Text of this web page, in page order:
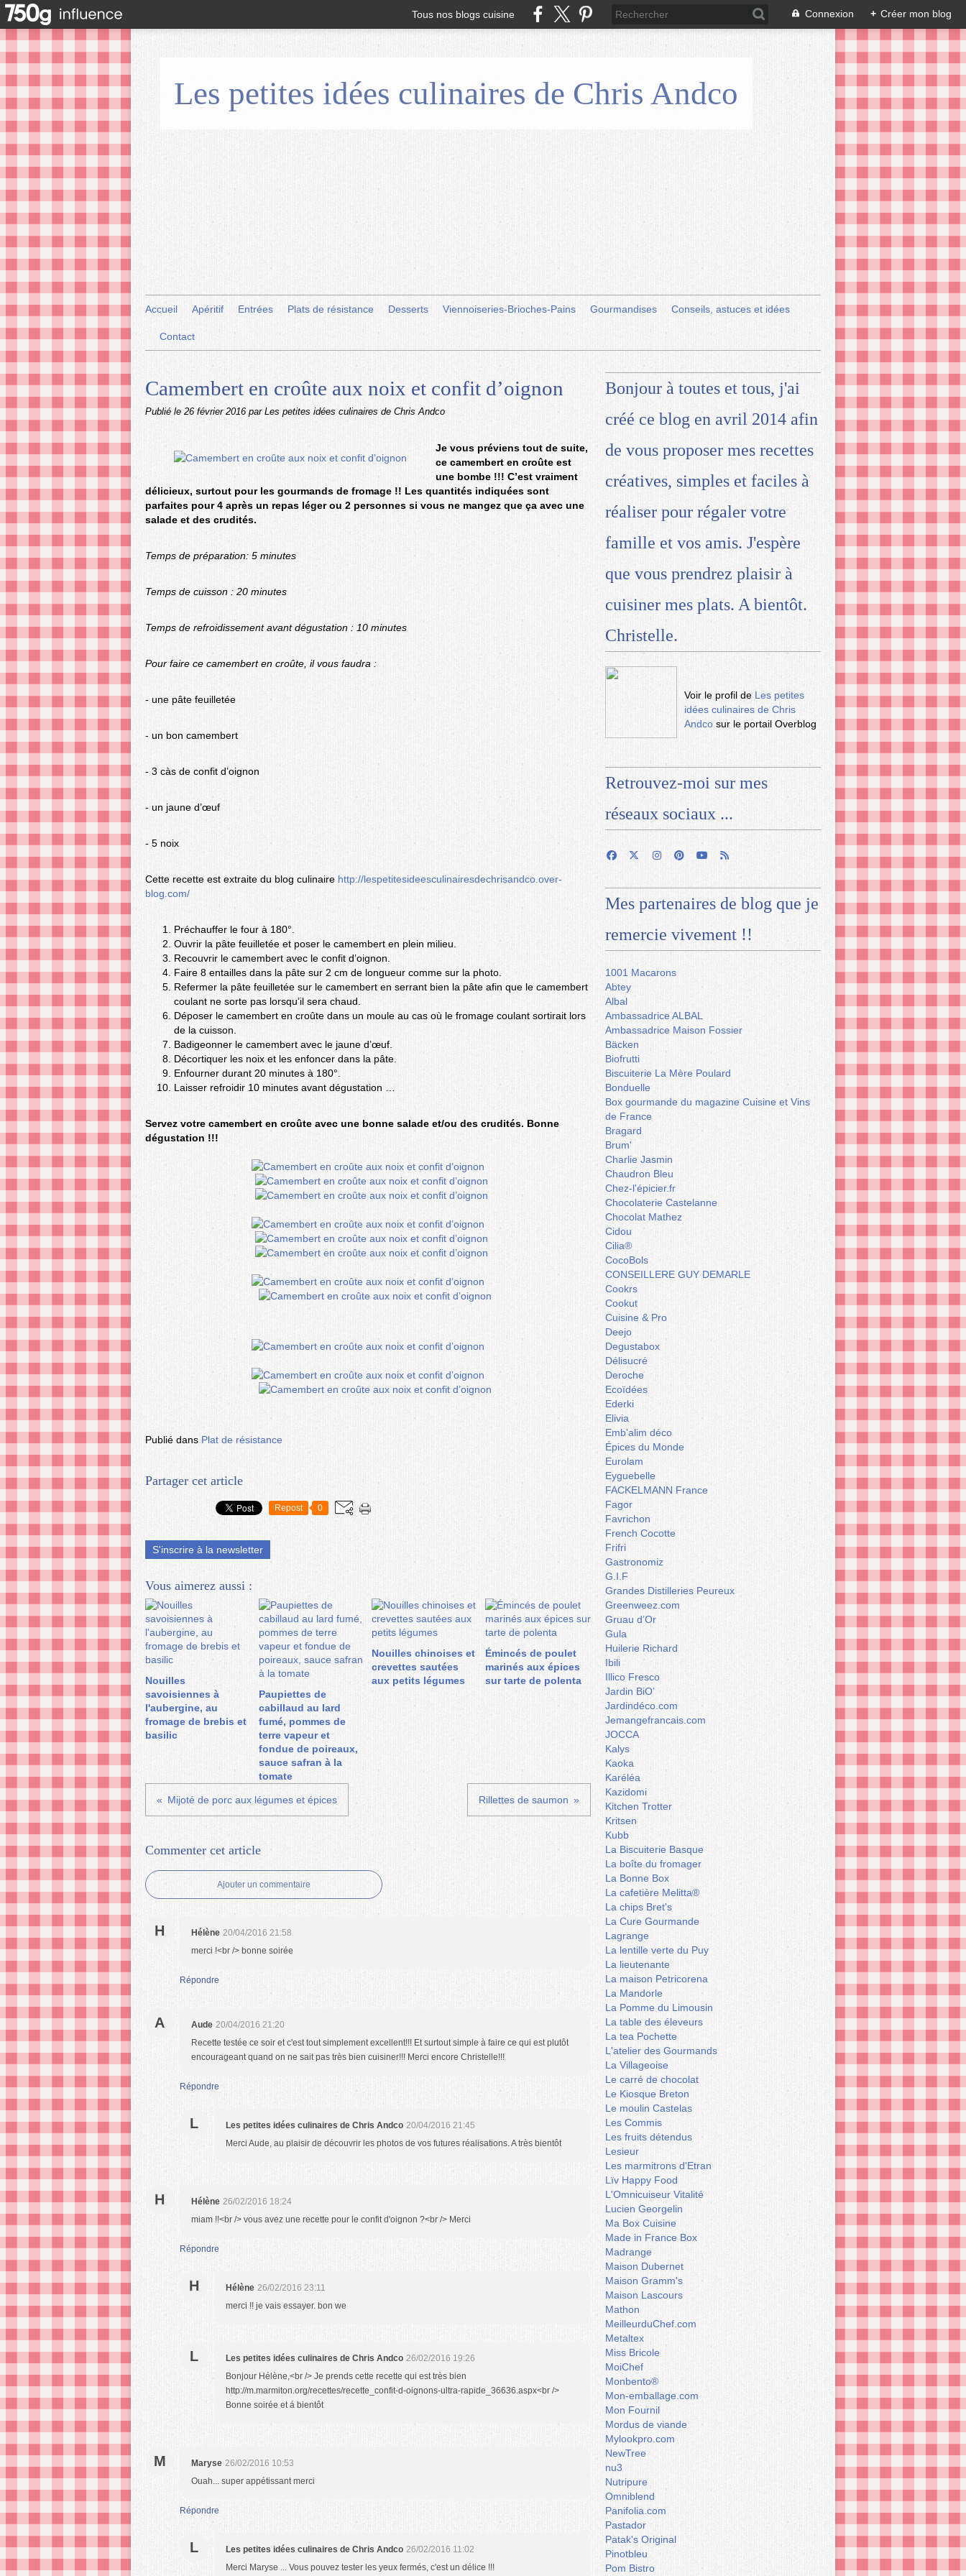
Tous nos blogs cuisine Connexion + Créer mon blog
Les petites idées culinaires de Chris Andco
Accueil Apéritif Entrées Plats de résistance Desserts Viennoiseries-Brioches-Pains Gourmandises Conseils, astuces et idées
Contact
Camembert en croûte aux noix et confit d’oignon
Publié le 26 février 2016 par Les petites idées culinaires de Chris Andco
Je vous préviens tout de suite,
ce camembert en croûte est
une bombe !!! C’est vraiment
délicieux, surtout pour les gourmands de fromage !! Les quantités indiquées sont
parfaites pour 4 après un repas léger ou 2 personnes si vous ne mangez que ça avec une
salade et des crudités.
Temps de préparation: 5 minutes
Temps de cuisson : 20 minutes
Temps de refroidissement avant dégustation : 10 minutes
Pour faire ce camembert en croûte, il vous faudra :
- une pâte feuilletée
- un bon camembert
- 3 càs de confit d’oignon
- un jaune d’œuf
- 5 noix
Cette recette est extraite du blog culinaire http://lespetitesideesculinairesdechrisandco.over-
blog.com/
Préchauffer le four à 180°.
Ouvrir la pâte feuilletée et poser le camembert en plein milieu.
Recouvrir le camembert avec le confit d’oignon.
Faire 8 entailles dans la pâte sur 2 cm de longueur comme sur la photo.
Refermer la pâte feuilletée sur le camembert en serrant bien la pâte afin que le camembert
coulant ne sorte pas lorsqu’il sera chaud.
Déposer le camembert en croûte dans un moule au cas où le fromage coulant sortirait lors
de la cuisson.
Badigeonner le camembert avec le jaune d’œuf.
Décortiquer les noix et les enfoncer dans la pâte.
Enfourner durant 20 minutes à 180°.
Laisser refroidir 10 minutes avant dégustation …
Servez votre camembert en croûte avec une bonne salade et/ou des crudités. Bonne
dégustation !!!
Publié dans Plat de résistance
Partager cet article
Repost 0
S'inscrire à la newsletter
Vous aimerez aussi :
Nouilles
savoisiennes à
l'aubergine, au
fromage de brebis et
basilic
Paupiettes de
cabillaud au lard
fumé, pommes de
terre vapeur et
fondue de poireaux,
sauce safran à la
tomate
Nouilles chinoises et
crevettes sautées
aux petits légumes
Émincés de poulet
marinés aux épices
sur tarte de polenta
Mijoté de porc aux légumes et épices Rillettes de saumon
Commenter cet article
Ajouter un commentaire
H Hélène 20/04/2016 21:58
merci !<br /> bonne soirée
Répondre
A Aude 20/04/2016 21:20
Recette testée ce soir et c'est tout simplement excellent!!! Et surtout simple à faire ce qui est plutôt
encourageant quand on ne sait pas très bien cuisiner!!! Merci encore Christelle!!!
Répondre
L Les petites idées culinaires de Chris Andco 20/04/2016 21:45
Merci Aude, au plaisir de découvrir les photos de vos futures réalisations. A très bientôt
H Hélène 26/02/2016 18:24
miam !!<br /> vous avez une recette pour le confit d'oignon ?<br /> Merci
Répondre
H Hélène 26/02/2016 23:11
merci !! je vais essayer. bon we
L Les petites idées culinaires de Chris Andco 26/02/2016 19:26
Bonjour Hélène,<br /> Je prends cette recette qui est très bien
http://m.marmiton.org/recettes/recette_confit-d-oignons-ultra-rapide_36636.aspx<br />
Bonne soirée et á bientôt
M Maryse 26/02/2016 10:53
Ouah... super appétissant merci
Répondre
L Les petites idées culinaires de Chris Andco 26/02/2016 11:02
Merci Maryse ... Vous pouvez tester les yeux fermés, c'est un délice !!!
Bonjour à toutes et tous, j'ai
créé ce blog en avril 2014 afin
de vous proposer mes recettes
créatives, simples et faciles à
réaliser pour régaler votre
famille et vos amis. J'espère
que vous prendrez plaisir à
cuisiner mes plats. A bientôt.
Christelle.
Voir le profil de Les petites
idées culinaires de Chris
Andco sur le portail Overblog
Retrouvez-moi sur mes
réseaux sociaux ...
Mes partenaires de blog que je
remercie vivement !!
1001 Macarons
Abtey
Albal
Ambassadrice ALBAL
Ambassadrice Maison Fossier
Bäcken
Biofrutti
Biscuiterie La Mère Poulard
Bonduelle
Box gourmande du magazine Cuisine et Vins
de France
Bragard
Brum'
Charlie Jasmin
Chaudron Bleu
Chez-l'épicier.fr
Chocolaterie Castelanne
Chocolat Mathez
Cidou
Cilia®
CocoBols
CONSEILLERE GUY DEMARLE
Cookrs
Cookut
Cuisine & Pro
Deejo
Degustabox
Délisucré
Deroche
Ecoïdées
Ederki
Elivia
Emb'alim déco
Épices du Monde
Eurolam
Eyguebelle
FACKELMANN France
Fagor
Favrichon
French Cocotte
Frifri
Gastronomiz
G.I.F
Grandes Distilleries Peureux
Greenweez.com
Gruau d’Or
Gula
Huilerie Richard
Ibili
Illico Fresco
Jardin BiO’
Jardindéco.com
Jemangefrancais.com
JOCCA
Kalys
Kaoka
Karéléa
Kazidomi
Kitchen Trotter
Kritsen
Kubb
La Biscuiterie Basque
La boîte du fromager
La Bonne Box
La cafetière Melitta®
La chips Bret's
La Cure Gourmande
Lagrange
La lentille verte du Puy
La lieutenante
La maison Petricorena
La Mandorle
La Pomme du Limousin
La table des éleveurs
La tea Pochette
L'atelier des Gourmands
La Villageoise
Le carré de chocolat
Le Kiosque Breton
Le moulin Castelas
Les Commis
Les fruits détendus
Lesieur
Les marmitrons d'Etran
Lïv Happy Food
L'Omnicuiseur Vitalité
Lucien Georgelin
Ma Box Cuisine
Made in France Box
Madrange
Maison Dubernet
Maison Gramm's
Maison Lascours
Mathon
MeilleurduChef.com
Metaltex
Miss Bricole
MoiChef
Monbento®
Mon-emballage.com
Mon Fournil
Mordus de viande
Mylookpro.com
NewTree
nu3
Nutripure
Omniblend
Panifolia.com
Pastador
Patak's Original
Pinotbleu
Pom Bistro